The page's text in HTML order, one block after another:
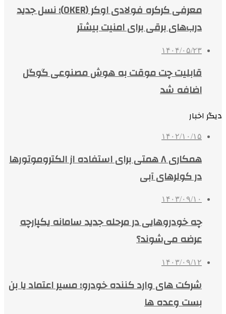
معرفی کرکره فولادی اوکر (OKER)؛ نسل جدید
درب‌های برقی برای امنیت بیشتر
۱۴۰۴/۰۵/۲۳
قابلیت چت موقت به هوش مصنوعی گوگل
اضافه شد
دیگر اخبار
۱۴۰۲/۱۰/۱۵
همکاری ۸ همتی برای استفاده از الکتروموتورها
در کولرهای آبی
۱۴۰۳/۰۹/۱۰
چه خودروهایی در مرحله جدید سامانه یکپارچه
عرضه می‌شوند؟
۱۴۰۳/۰۹/۱۲
شرکت های وارد کننده خودرو؛ مسیر اعتماد یا بن
بست وعده ها